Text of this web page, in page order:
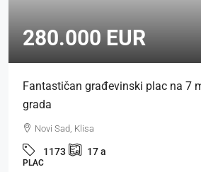
280.000 EUR
Fantastičan građevinski plac na 7
grada
Novi Sad, Klisa
1173 17a
PLAC